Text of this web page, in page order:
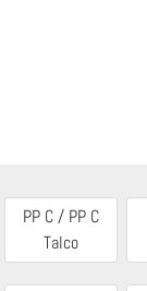
PP C / PP C
Talco